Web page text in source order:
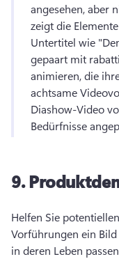
angesehen, aber
zeigt die
Untertitel wie
gepaart mit
animieren, die
achtsame
Diashow-Video
Bedürfnisse
9.
Helfen Sie
Vorführungen ein
in deren Leben